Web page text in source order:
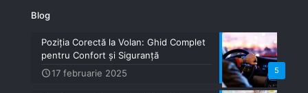
Blog
5
Poziția Corectă la Volan: Ghid Complet
pentru Confort și Siguranță
17 februarie 2025